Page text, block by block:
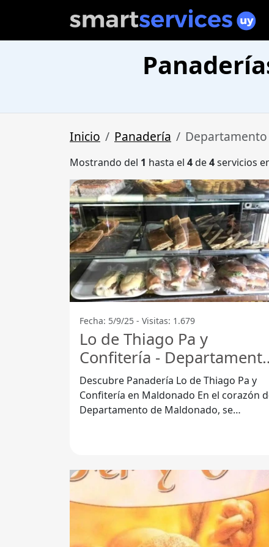
Inicio Panadería
Mostrando del 1 hasta el 4de4servicios
Fecha: 5/9/25 - Visitas: 1.679
Lo de Thiago Pa y
Confitería - Departamento
De Maldonado
Descubre Panadería Lo de Thiago Pa y
Confitería en Maldonado En el corazón del
Departamento de Maldonado, se